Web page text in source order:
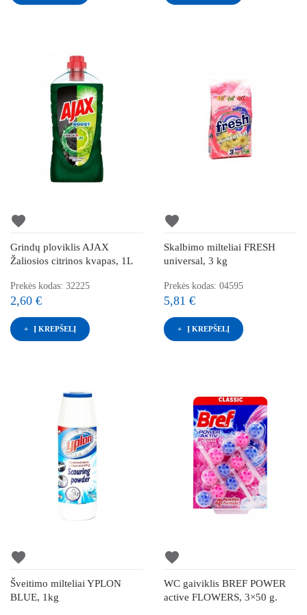
favorite
Grindų ploviklis AJAX
Žaliosios citrinos kvapas, 1L
Prekės kodas: 32225
2,60 €
Į KREPŠELĮ
favorite
Skalbimo milteliai FRESH
universal, 3 kg
Prekės kodas: 04595
5,81 €
Į KREPŠELĮ
favorite
Šveitimo milteliai YPLON
BLUE, 1kg
favorite
WC gaiviklis BREF POWER
active FLOWERS, 3×50 g.